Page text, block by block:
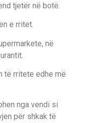
tjetër në botë.
e rritet.
në
të rritete edhe më
nga vendi si
për shkak të